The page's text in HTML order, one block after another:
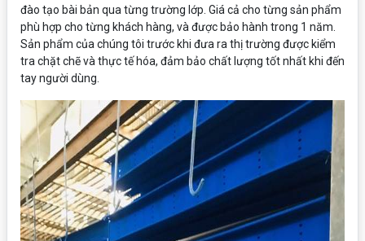
đào tạo bài bản qua từng trường lớp. Giá cả cho từng sản phẩm
phù hợp cho từng khách hàng, và được bảo hành trong 1 năm.
Sản phẩm của chúng tôi trước khi đưa ra thị trường được kiểm
tra chặt chẽ và thực tế hóa, đảm bảo chất lượng tốt nhất khi đến
tay người dùng.